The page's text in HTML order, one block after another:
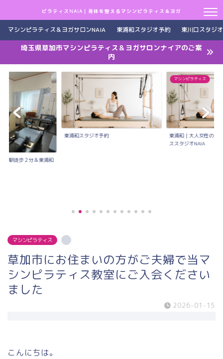
ピラティスNAIA｜身体を整えるマシンピラティス＆ヨガ
マシンピラティス＆ヨガサロンNAIA 東浦和スタジオ予約 東川口スタジ
埼玉県草加市マシンピラティス＆ヨガサロンナイアのご案
内
口駅徒歩２分＆東浦和
東浦和スタジオ予約
マシンピラティス
東浦和｜大人女性のた
ススタジオNAIA
マシンピラティス
草加市にお住まいの方がご夫婦で当マ
シンピラティス教室にご入会ください
ました
2026-01-15
こんにちは。